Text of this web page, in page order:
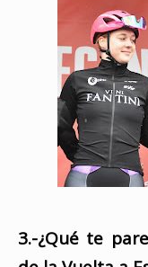
3.-¿Qué te